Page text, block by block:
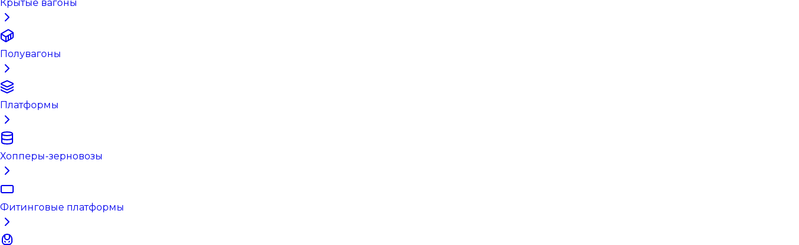
Крытые вагоны
Полувагоны
Платформы
Хопперы-зерновозы
Фитинговые платформы